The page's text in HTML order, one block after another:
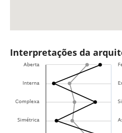
Interpretações da